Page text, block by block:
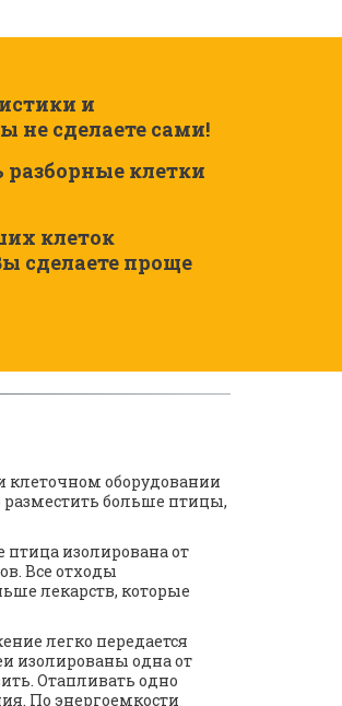
и
не сделаете сами!
клетки
сделаете проще
клеточном оборудовании
больше птицы,
Все отходы
лекарств, которые
легко передается
изолированы одна от
Отапливать одно
По энергоемкости